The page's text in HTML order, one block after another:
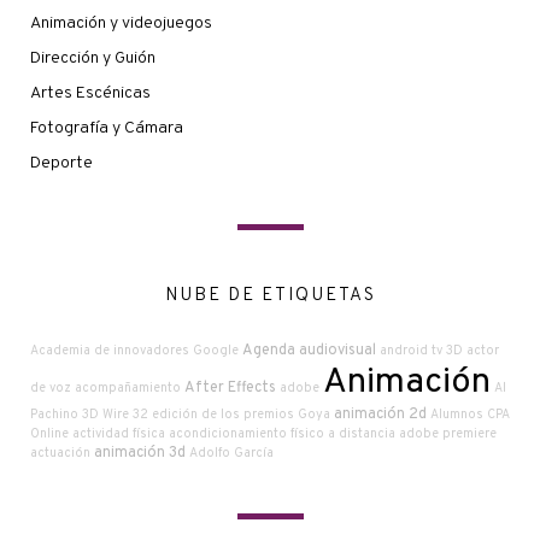
Animación y videojuegos
Dirección y Guión
Artes Escénicas
Fotografía y Cámara
Deporte
NUBE DE ETIQUETAS
Academia de innovadores Google Agenda audiovisual android tv 3D actor
de voz acompañamiento After Effects adobe Animación Al
Pachino 3D Wire 32 edición de los premios Goya animación 2d Alumnos CPA
Online actividad física acondicionamiento físico a distancia adobe premiere
actuación animación 3d Adolfo García